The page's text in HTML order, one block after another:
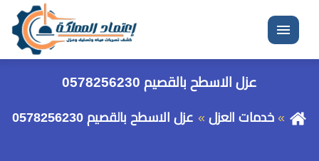
القائمة
عزل الاسطح بالقصيم 0578256230
خدمات العزل عزل الاسطح بالقصيم 0578256230